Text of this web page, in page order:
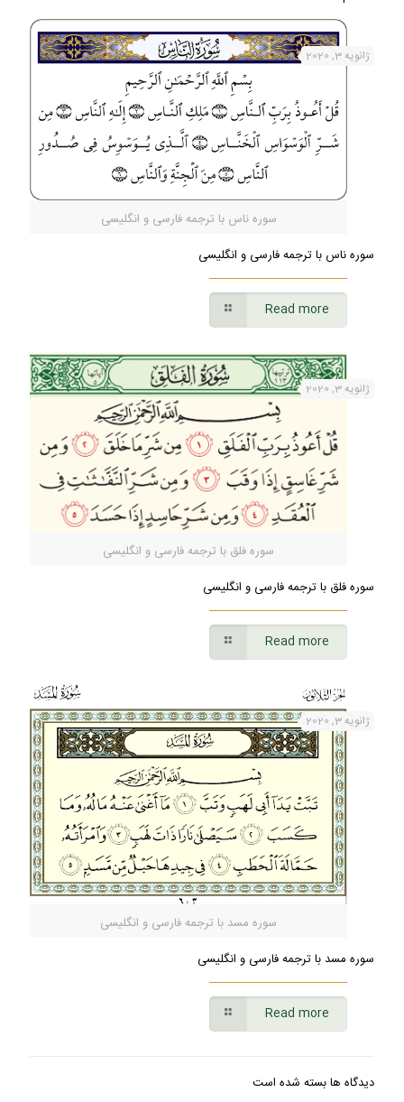
سوره ناس با ترجمه فارسی و انگلیسی
ژانویه 3, 2020
سوره ناس با ترجمه فارسی و انگلیسی
Read more
سوره فلق با ترجمه فارسی و انگلیسی
ژانویه 3, 2020
سوره فلق با ترجمه فارسی و انگلیسی
Read more
سوره مسد با ترجمه فارسی و انگلیسی
ژانویه 3, 2020
سوره مسد با ترجمه فارسی و انگلیسی
Read more
دیدگاه ها بسته شده است